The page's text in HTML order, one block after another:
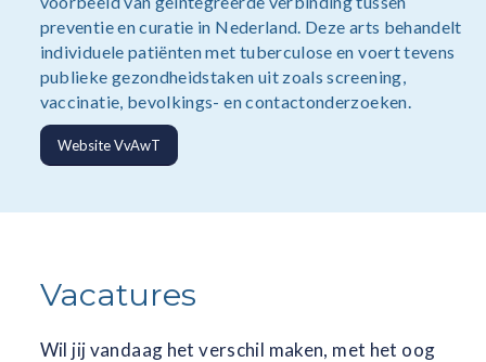
preventie en curatie in Nederland. Deze arts behandelt
individuele patiënten met tuberculose en voert tevens
publieke gezondheidstaken uit zoals screening,
vaccinatie, bevolkings- en contactonderzoeken.
Website VvAwT
Vacatures
Wil jij vandaag het verschil maken, met het oog